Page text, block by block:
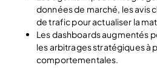
données de marché, les avis
de trafic pour actualiser la
Les dashboards augmentés
les arbitrages stratégiques à
comportementales.